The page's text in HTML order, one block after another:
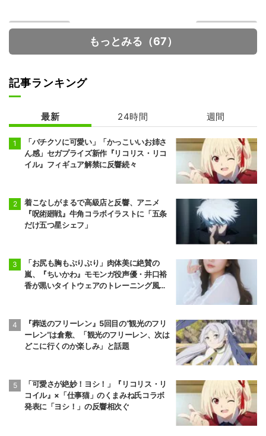
デッドアカウン
ト
カードファイ
ト!! ヴァンガー
ド
もっとみる（67）
記事ランキング
最新 24時間 週間
「バチクソに可愛い」「かっこいいお姉さ
ん感」セガプライズ新作『リコリス・リコ
イル』フィギュア解禁に反響続々
着こなしがまるで高級店と反響、アニメ
『呪術廻戦』牛角コラボイラストに「五条
だけ五つ星シェフ」
「お尻も胸もぷりぷり」肉体美に絶賛の
嵐、『ちいかわ』モモンガ役声優・井口裕
香が黒いタイトウェアのトレーニング風景
『葬送のフリーレン』5回目の“観光のフリ
ーレン”は倉敷、「観光のフリーレン、次は
どこに行くのか楽しみ」と話題
「可愛さが絶妙！ヨシ！」『リコリス・リ
コイル』×「仕事猫」のくまみね氏コラボ
発表に「ヨシ！」の反響相次ぐ